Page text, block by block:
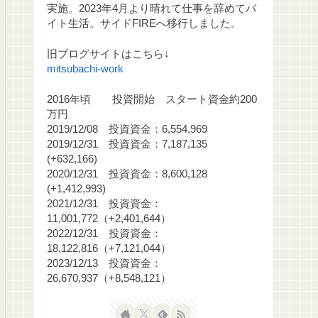
実施。2023年4月より晴れて仕事を辞めてバ
イト生活。サイドFIREへ移行しました。
旧ブログサイトはこちら↓
mitsubachi-work
2016年頃 投資開始 スタート資金約200
万円
2019/12/08 投資資金：6,554,969
2019/12/31 投資資金：7,187,135
(+632,166)
2020/12/31 投資資金：8,600,128
(+1,412,993)
2021/12/31 投資資金：
11,001,772（+2,401,644）
2022/12/31 投資資金：
18,122,816（+7,121,044）
2023/12/13 投資資金：
26,670,937（+8,548,121）